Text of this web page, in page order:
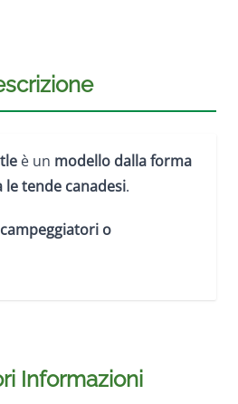
è un modello dalla forma
le tende canadesi.
o
Informazioni